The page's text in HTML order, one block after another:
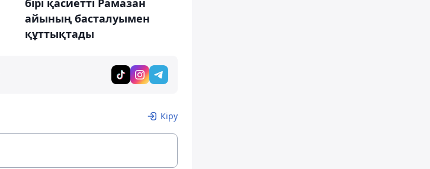
бірі қасиетті Рамазан
айының басталуымен
құттықтады
Кіру